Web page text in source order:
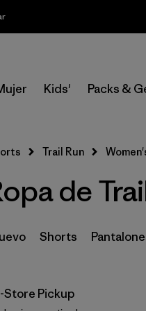
Kids' Packs &
Trail Run
de
Shorts
Store Pickup